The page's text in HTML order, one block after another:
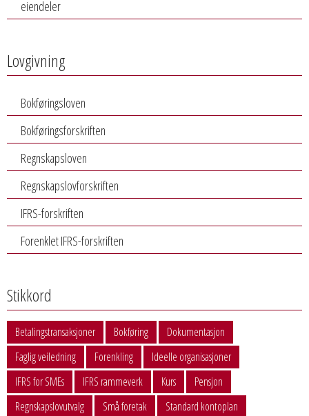
eiendeler
Lovgivning
Bokføringsloven
Bokføringsforskriften
Regnskapsloven
Regnskapslovforskriften
IFRS-forskriften
Forenklet IFRS-forskriften
Stikkord
Betalingstransaksjoner Bokføring
Dokumentasjon
Faglig veiledning
Forenkling
Ideelle organisasjoner
IFRS for SMEs
IFRS rammeverk Kurs
Pensjon
Regnskapslovutvalg
Små foretak
Standard kontoplan